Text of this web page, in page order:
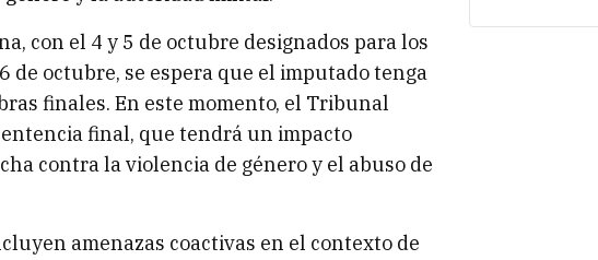
con el 4 y 5 de octubre designados para los
de octubre, se espera que el imputado tenga
finales. En este momento, el Tribunal
final, que tendrá un impacto
contra la violencia de género y el abuso de
amenazas coactivas en el contexto de